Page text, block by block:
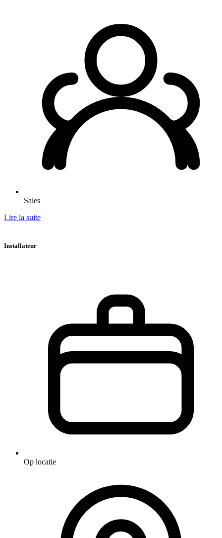
Sales
Lire la suite
Installateur
Op locatie